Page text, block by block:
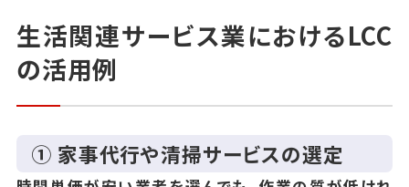
生活関連サービス業におけるLCC
の活用例
① 家事代行や清掃サービスの選定